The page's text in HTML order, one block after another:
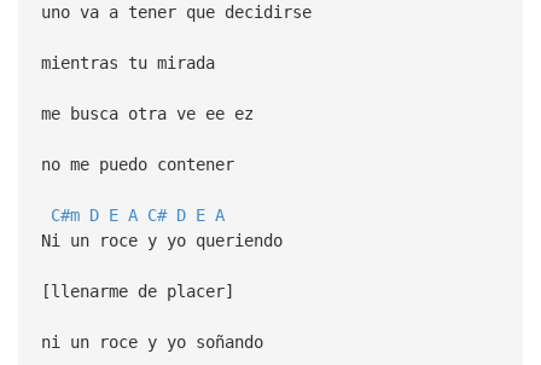
uno va a tener que decidirse
mientras tu mirada
me busca otra ve ee ez
no me puedo contener
C#m D E A C# D E A
Ni un roce y yo queriendo
[llenarme de placer]
ni un roce y yo soñando